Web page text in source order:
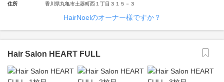
住所 香川県丸亀市土器町西１丁目３１５－３
HairNoelのオーナー様ですか？
Hair Salon HEART FULL